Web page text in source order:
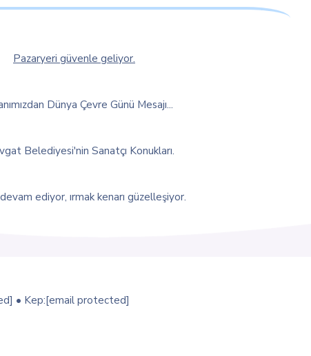
Pazaryeri güvenle geliyor.
Dünya Çevre Günü Mesajı...
Belediyesi'nin Sanatçı Konukları.
devam ediyor, ırmak kenarı güzelleşiyor.
• Kep:[email protected]